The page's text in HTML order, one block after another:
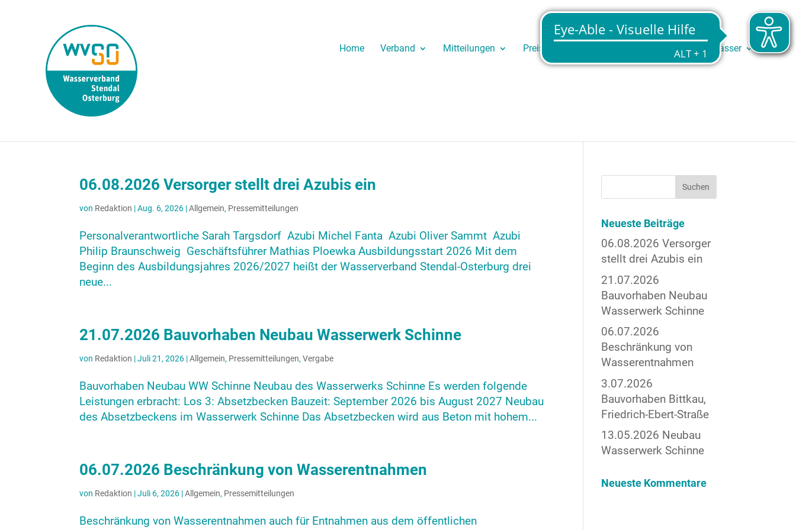
Home Verband Mitteilungen Preise Abwasser
06.08.2026 Versorger stellt drei Azubis ein
von Redaktion |Aug. 6, 2026 |Allgemein, Pressemitteilungen
Personalverantwortliche Sarah Targsdorf Azubi Michel Fanta Azubi Oliver Sammt Azubi
Philip Braunschweig Geschäftsführer Mathias Ploewka Ausbildungsstart 2026 Mit dem
Beginn des Ausbildungsjahres 2026/2027 heißt der Wasserverband Stendal-Osterburg drei
neue...
21.07.2026 Bauvorhaben Neubau Wasserwerk Schinne
von Redaktion |Juli 21, 2026 |Allgemein, Pressemitteilungen,Vergabe
Bauvorhaben Neubau WW Schinne Neubau des Wasserwerks Schinne Es werden folgende
Leistungen erbracht: Los 3: Absetzbecken Bauzeit: September 2026 bis August 2027 Neubau
des Absetzbeckens im Wasserwerk Schinne Das Absetzbecken wird aus Beton mit hohem...
06.07.2026 Beschränkung von Wasserentnahmen
von Redaktion |Juli 6, 2026 |Allgemein, Pressemitteilungen
Beschränkung von Wasserentnahmen auch für Entnahmen aus dem öffentlichen
Neueste Beiträge
06.08.2026 Versorger
stellt drei Azubis ein
21.07.2026
Bauvorhaben Neubau
Wasserwerk Schinne
06.07.2026
Beschränkung von
Wasserentnahmen
3.07.2026
Bauvorhaben Bittkau,
Friedrich-Ebert-Straße
13.05.2026 Neubau
Wasserwerk Schinne
Neueste Kommentare